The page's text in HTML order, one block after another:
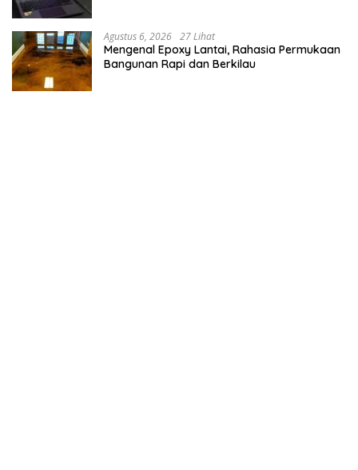
Agustus 6, 2026 27 Lihat
Mengenal Epoxy Lantai, Rahasia Permukaan
Bangunan Rapi dan Berkilau